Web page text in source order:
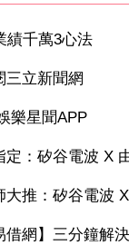
績千萬3心法
立新聞網
樂星聞APP
：矽谷電波 X
推：矽谷電波
網】三分鐘解